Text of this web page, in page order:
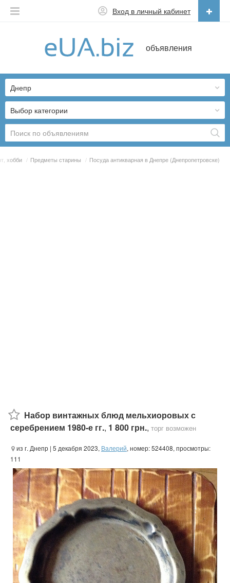
объявления
Вход в личный кабинет
Українська
Выбор категории
Днепр
хобби / Предметы старины / Посуда антикварная в Днепре (Днепропетровске)
Набор винтажных блюд мельхиоровых с
серебрением 1980-е гг., 1 800 грн., торг возможен
из г. Днепр | 5 декабря 2023, Валерий, номер: 524408, просмотры:
111